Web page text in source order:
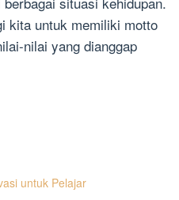
kita untuk memiliki motto
nilai yang dianggap
untuk Pelajar